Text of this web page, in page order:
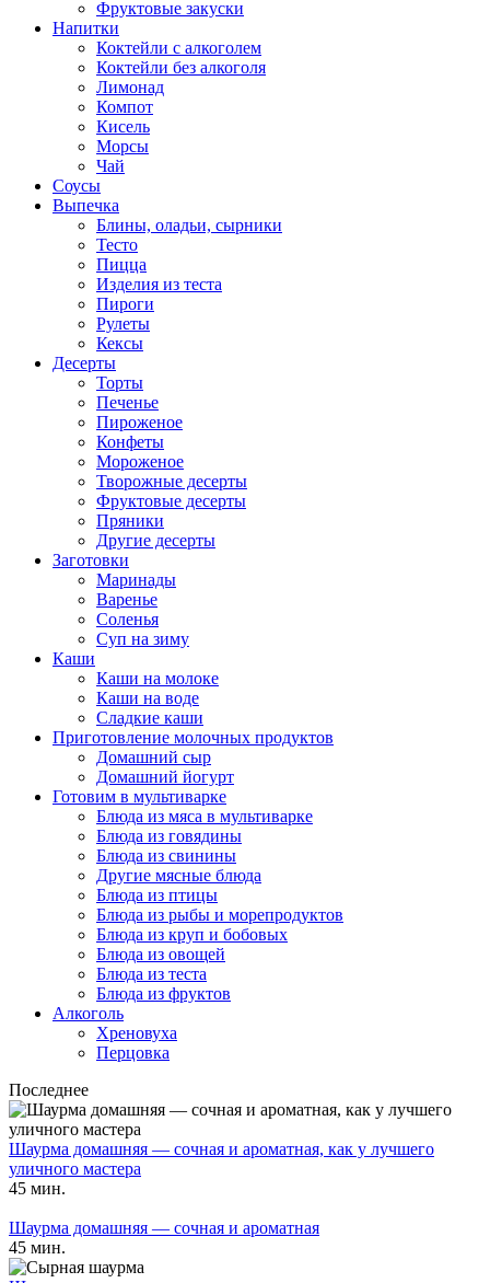
Фруктовые закуски
Напитки
Коктейли с алкоголем
Коктейли без алкоголя
Лимонад
Компот
Кисель
Морсы
Чай
Соусы
Выпечка
Блины, оладьи, сырники
Тесто
Пицца
Изделия из теста
Пироги
Рулеты
Кексы
Десерты
Торты
Печенье
Пироженое
Конфеты
Мороженое
Творожные десерты
Фруктовые десерты
Пряники
Другие десерты
Заготовки
Маринады
Варенье
Соленья
Суп на зиму
Каши
Каши на молоке
Каши на воде
Сладкие каши
Приготовление молочных продуктов
Домашний сыр
Домашний йогурт
Готовим в мультиварке
Блюда из мяса в мультиварке
Блюда из говядины
Блюда из свинины
Другие мясные блюда
Блюда из птицы
Блюда из рыбы и морепродуктов
Блюда из круп и бобовых
Блюда из овощей
Блюда из теста
Блюда из фруктов
Алкоголь
Хреновуха
Перцовка
Последнее
Шаурма домашняя — сочная и ароматная, как у лучшего
уличного мастера
45 мин.
Шаурма домашняя — сочная и ароматная
45 мин.